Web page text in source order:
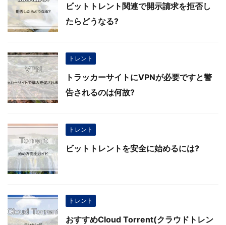
ビットトレント関連で開示請求を拒否し
たらどうなる?
トレント
トラッカーサイトにVPNが必要ですと警
告されるのは何故?
トレント
ビットトレントを安全に始めるには?
トレント
おすすめCloud Torrent(クラウドトレン